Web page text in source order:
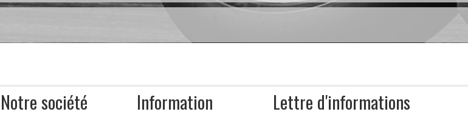
Notre société Information Lettre d'informations